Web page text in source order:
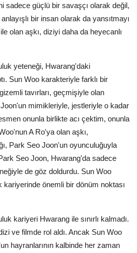
sadece güçlü bir savaşçı olarak değil,
bir insan olarak da yansıtmayı
olan aşkı, diziyi daha da heyecanlı
yeteneği, Hwarang'daki
Sun Woo karakteriyle farklı bir
tavırları, geçmişiyle olan
mimikleriyle, jestleriyle o kadar
onunla birlikte acı çektim, onunla
A Ro'ya olan aşkı,
Park Seo Joon'un oyunculuğuyla
Seo Joon, Hwarang'da sadece
de göz doldurdu. Sun Woo
önemli bir dönüm noktası
kariyeri Hwarang ile sınırlı kalmadı.
ve filmde rol aldı. Ancak Sun Woo
hayranlarının kalbinde her zaman